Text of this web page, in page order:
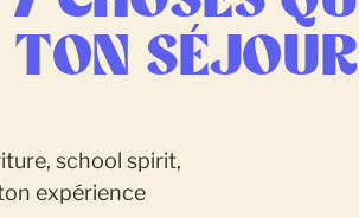
SÉJOUR
school spirit,
expérience